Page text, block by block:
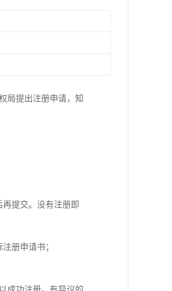
局提出注册申请，知
提交。没有注册即
册申请书；